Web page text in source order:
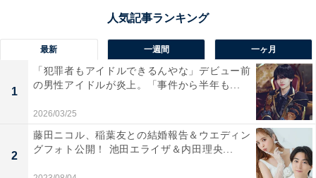
最新 一週間 一ヶ月
1
「犯罪者もアイドルできるんやな」デビュー前
の男性アイドルが炎上。「事件から半年も...
2026/03/25
2
藤田ニコル、稲葉友との結婚報告＆ウエディン
グフォト公開！ 池田エライザ＆内田理央...